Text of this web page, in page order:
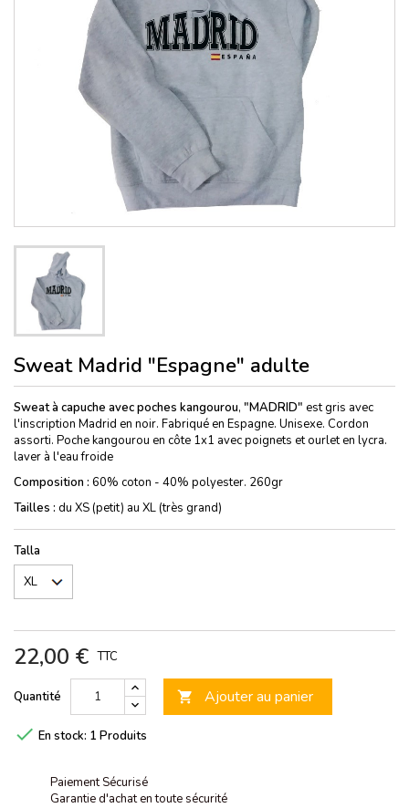
Sweat Madrid "Espagne" adulte
Sweat à capuche avec poches kangourou, "MADRID" est gris avec
l'inscription Madrid en noir. Fabriqué en Espagne. Unisexe. Cordon
assorti. Poche kangourou en côte 1x1 avec poignets et ourlet en lycra.
laver à l'eau froide
Composition : 60% coton - 40% polyester. 260gr
Tailles : du XS (petit) au XL (très grand)
Talla
22,00 € TTC
Quantité  Ajouter au panier
 En stock: 1 Produits
Paiement Sécurisé
Garantie d'achat en toute sécurité